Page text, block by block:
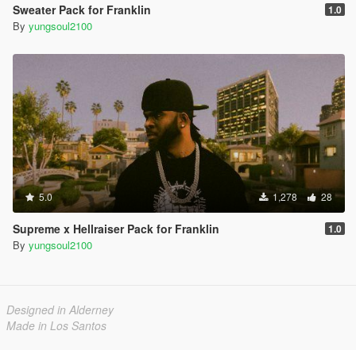
Sweater Pack for Franklin 1.0
By yungsoul2100
5.0 1,278 28
Supreme x Hellraiser Pack for Franklin 1.0
By yungsoul2100
Designed in Alderney
Made in Los Santos